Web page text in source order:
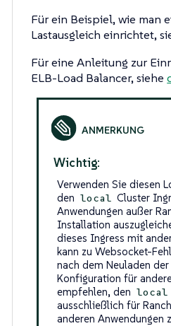
Für ein Beispiel, wie man
Lastausgleich einrichtet,
Für eine Anleitung zur
ELB-Load Balancer, siehe
Wichtig:
Verwenden Sie diesen
den local Cluster
Anwendungen außer
Installation
dieses Ingress mit
kann zu Websocket-
nach dem Neuladen
Konfiguration für
empfehlen, den local
ausschließlich für
anderen Anwendungen